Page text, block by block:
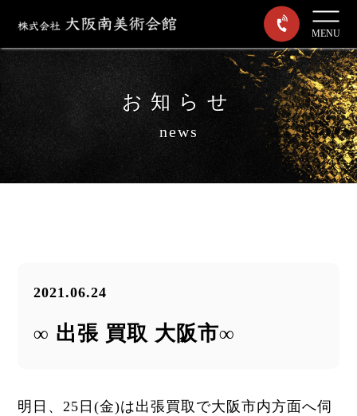
MENU
お知らせ
news
2021.06.24
∞ 出張 買取 大阪市∞
明日、25日(金)は出張買取で大阪市内方面へ伺